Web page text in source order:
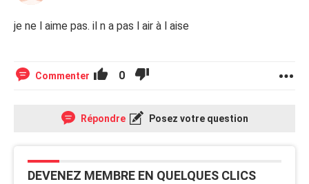
je ne l aime pas. il n a pas l air à l aise
Commenter 0
Répondre Posez votre question
DEVENEZ MEMBRE EN QUELQUES CLICS